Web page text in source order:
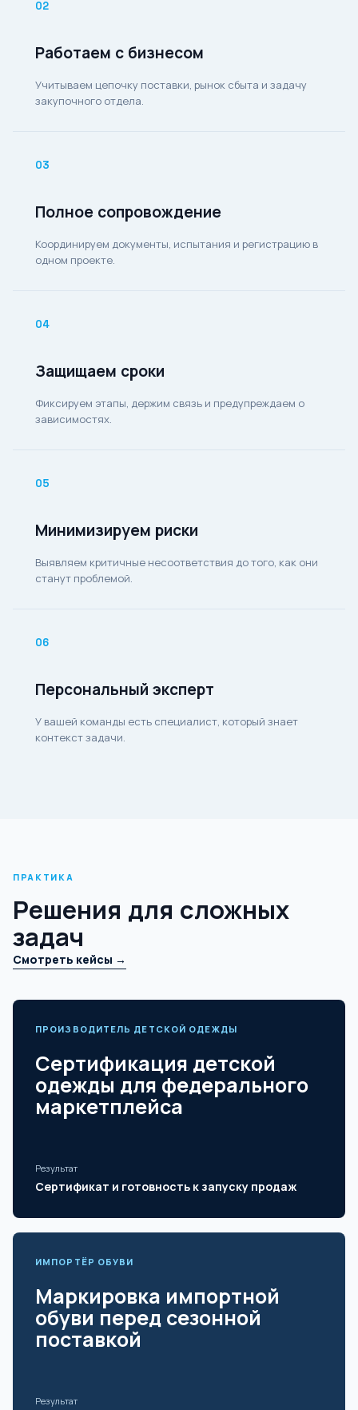
02
Работаем с бизнесом
Учитываем цепочку поставки, рынок сбыта и задачу
закупочного отдела.
03
Полное сопровождение
Координируем документы, испытания и регистрацию в
одном проекте.
04
Защищаем сроки
Фиксируем этапы, держим связь и предупреждаем о
зависимостях.
05
Минимизируем риски
Выявляем критичные несоответствия до того, как они
станут проблемой.
06
Персональный эксперт
У вашей команды есть специалист, который знает
контекст задачи.
ПРАКТИКА
Решения для сложных
задач
Смотреть кейсы →
ПРОИЗВОДИТЕЛЬ ДЕТСКОЙ ОДЕЖДЫ
Сертификация детской
одежды для федерального
маркетплейса
Результат
Сертификат и готовность к запуску продаж
ИМПОРТЁР ОБУВИ
Маркировка импортной
обуви перед сезонной
поставкой
Результат